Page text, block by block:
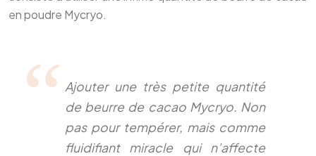
en poudre Mycryo.
Ajouter une très petite quantité
de beurre de cacao Mycryo. Non
pas pour tempérer, mais comme
fluidifiant miracle qui n’affecte